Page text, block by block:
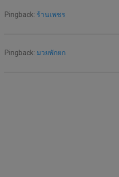
Pingback: ร้านเพชร
Pingback: มวยพักยก